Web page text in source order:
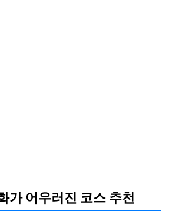
가 어우러진 코스 추천